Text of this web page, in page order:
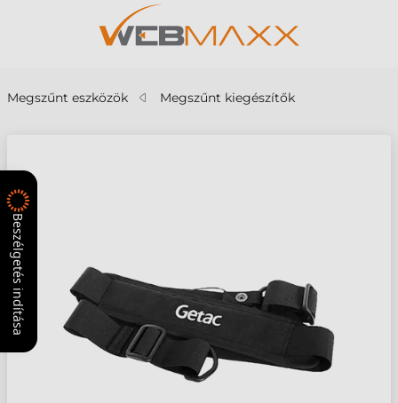
Megszűnt eszközök Megszűnt kiegészítők
Beszélgetés indítása